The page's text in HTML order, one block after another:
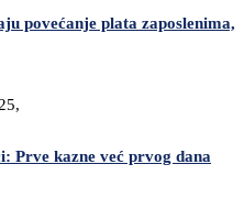
povećanje plata zaposlenima,
Prve kazne već prvog dana